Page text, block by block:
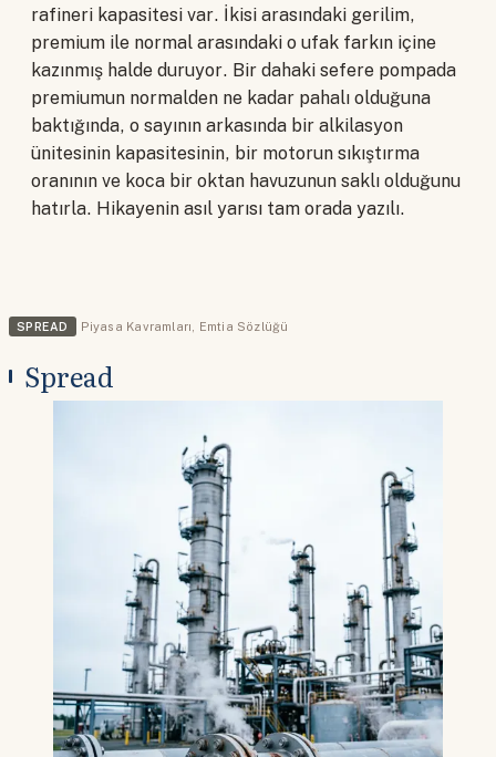
rafineri kapasitesi var. İkisi arasındaki gerilim,
premium ile normal arasındaki o ufak farkın içine
kazınmış halde duruyor. Bir dahaki sefere pompada
premiumun normalden ne kadar pahalı olduğuna
baktığında, o sayının arkasında bir alkilasyon
ünitesinin kapasitesinin, bir motorun sıkıştırma
oranının ve koca bir oktan havuzunun saklı olduğunu
hatırla. Hikayenin asıl yarısı tam orada yazılı.
SPREAD Piyasa Kavramları, Emtia Sözlüğü
Spread